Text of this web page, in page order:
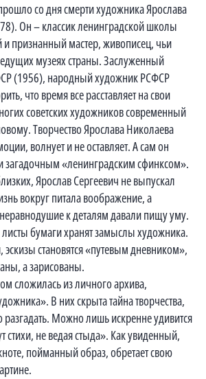
со дня смерти художника Ярослава
Он – классик ленинградской школы
признанный мастер, живописец, чьи
музеях страны. Заслуженный
(1956), народный художник РСФСР
что время все расставляет на свои
советских художников современный
Творчество Ярослава Николаева
волнует и не оставляет. А сам он
загадочным «ленинградским сфинксом».
Ярослав Сергеевич не выпускал
вокруг питала воображение, а
к деталям давали пищу уму.
бумаги хранят замыслы художника.
эскизы становятся «путевым дневником»,
а зарисованы.
сложилась из личного архива,
В них скрыта тайна творчества,
Можно лишь искренне удивится
стихи, не ведая стыда». Как увиденный,
пойманный образ, обретает свою